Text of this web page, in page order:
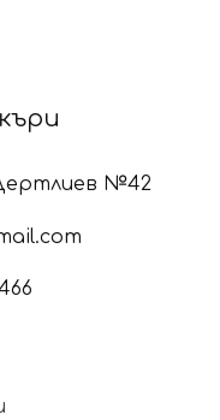
№42